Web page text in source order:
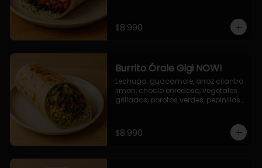
$8.990
Burrito Órale Gigi NOW!
Lechuga, guacamole, arroz cilantro
limon, choclo enredoso, vegetales
grillados, porotos verdes, pepinillos
$8.990